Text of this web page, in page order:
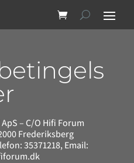
– C/O Hifi Forum
Frederiksberg
35371218, Email: